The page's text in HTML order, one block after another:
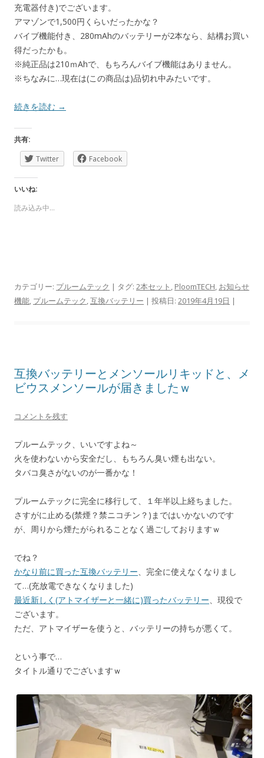
充電器付き)でございます。
アマゾンで1,500円くらいだったかな？
バイブ機能付き、280mAhのバッテリーが2本なら、結構お買い
得だったかも。
※純正品は210ｍAhで、もちろんバイブ機能はありません。
※ちなみに…現在は(この商品は)品切れ中みたいです。
続きを読む →
共有:
Twitter
Facebook
いいね:
読み込み中…
カテゴリー: プルームテック | タグ: 2本セット , PloomTECH, お知らせ
機能, プルームテック,互換バッテリー | 投稿日: 2019年4月19日 |
互換バッテリーとメンソールリキッドと、メ
ビウスメンソールが届きましたｗ
コメントを残す
プルームテック、いいですよね～
火を使わないから安全だし、もちろん臭い煙も出ない。
タバコ臭さがないのが一番かな！
プルームテックに完全に移行して、１年半以上経ちました。
さすがに止める(禁煙？禁ニコチン？)まではいかないのです
が、周りから煙たがられることなく過ごしておりますｗ
でね？
かなり前に買った互換バッテリー、完全に使えなくなりまし
て…(充放電できなくなりました)
最近新しく(アトマイザーと一緒に)買ったバッテリー、現役で
ございます。
ただ、アトマイザーを使うと、バッテリーの持ちが悪くて。
という事で…
タイトル通りでございますｗ